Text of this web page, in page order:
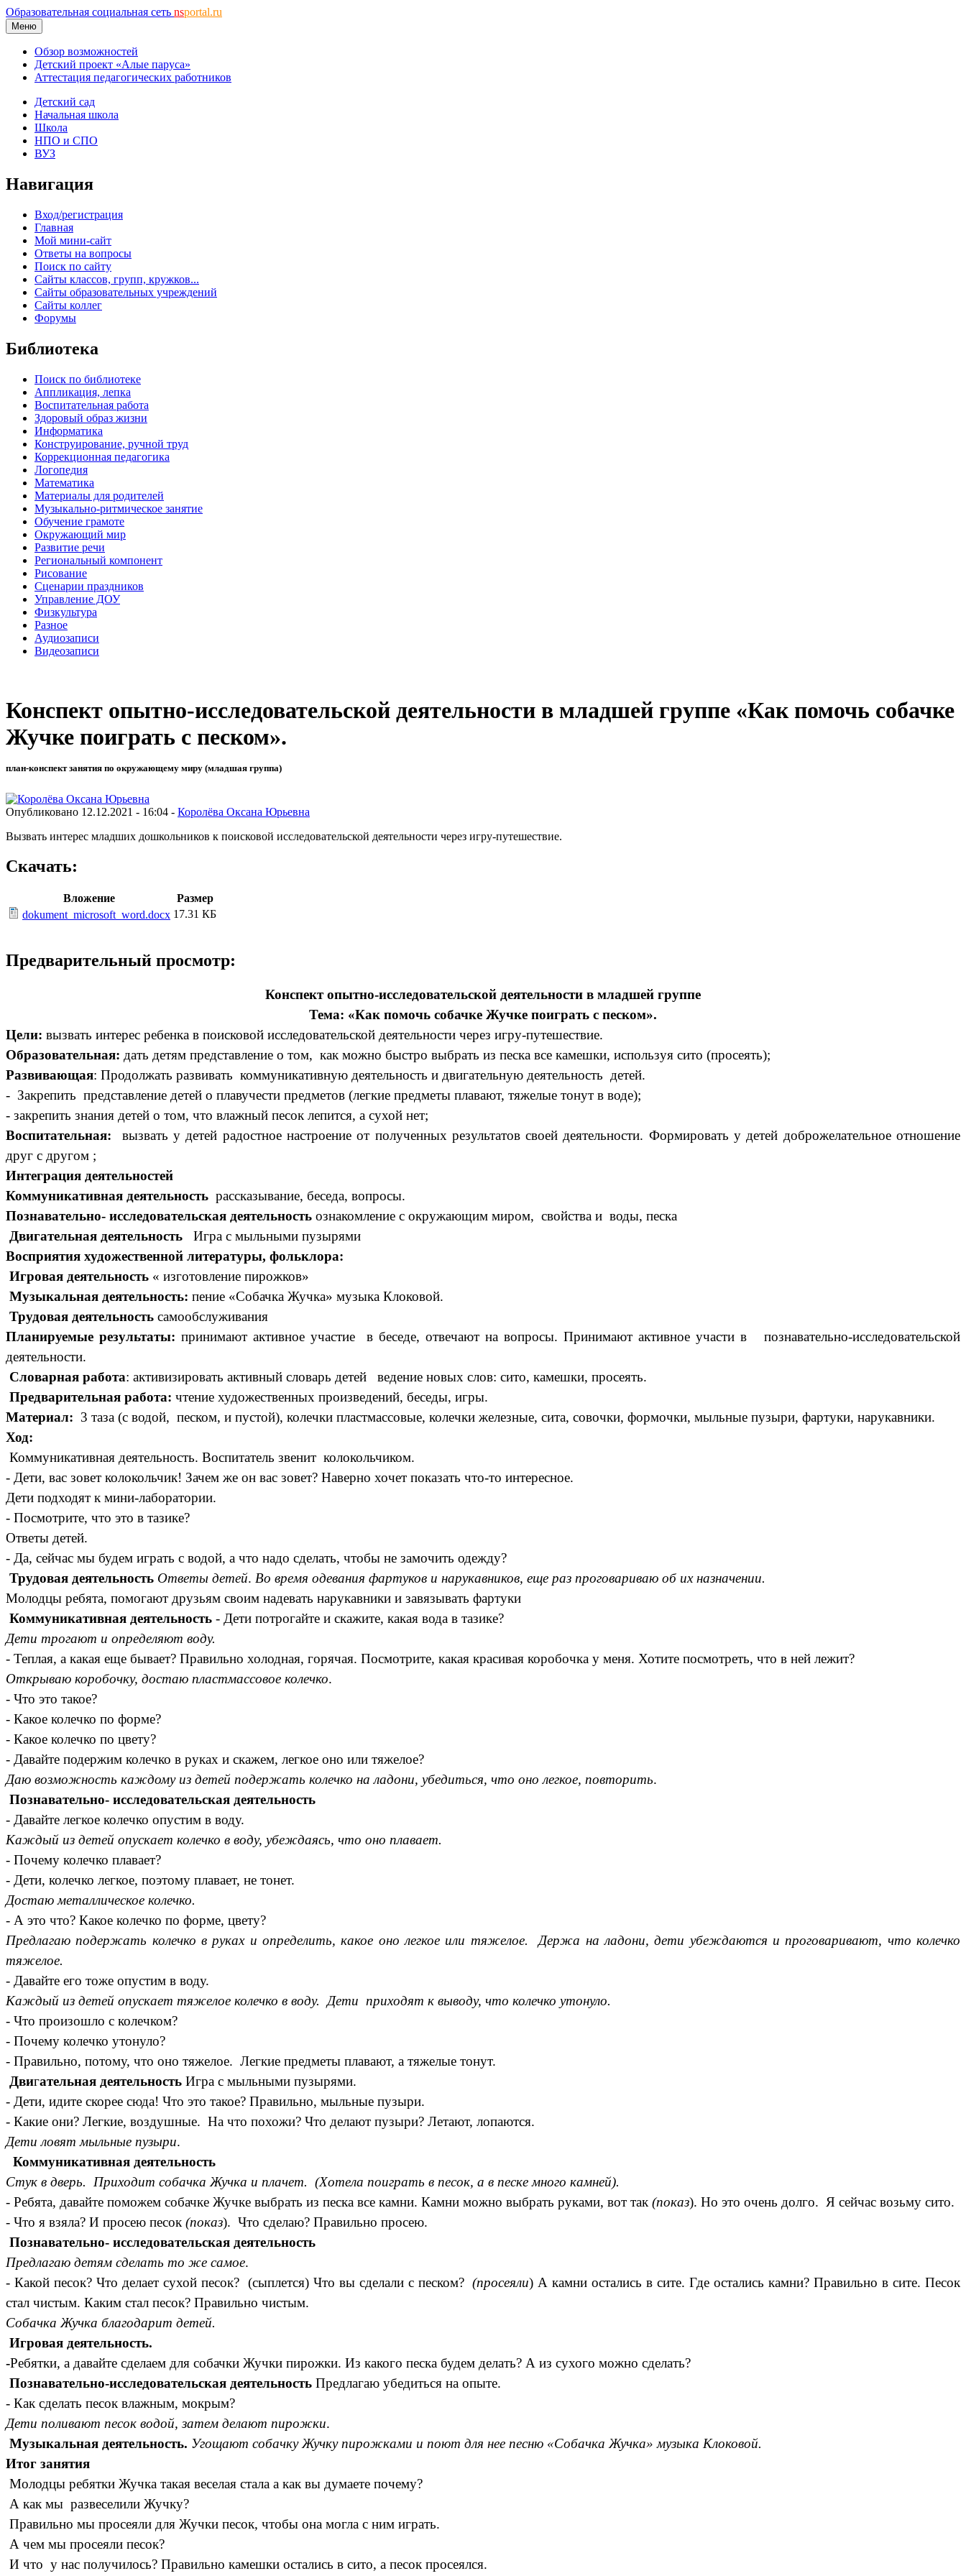
Образовательная социальная сеть nsportal.ru
Меню
Обзор возможностей
Детский проект «Алые паруса»
Аттестация педагогических работников
Детский сад
Начальная школа
Школа
НПО и СПО
ВУЗ
Навигация
Вход/регистрация
Главная
Мой мини-сайт
Ответы на вопросы
Поиск по сайту
Сайты классов, групп, кружков...
Сайты образовательных учреждений
Сайты коллег
Форумы
Библиотека
Поиск по библиотеке
Аппликация, лепка
Воспитательная работа
Здоровый образ жизни
Информатика
Конструирование, ручной труд
Коррекционная педагогика
Логопедия
Математика
Материалы для родителей
Музыкально-ритмическое занятие
Обучение грамоте
Окружающий мир
Развитие речи
Региональный компонент
Рисование
Сценарии праздников
Управление ДОУ
Физкультура
Разное
Аудиозаписи
Видеозаписи
Конспект опытно-исследовательской деятельности в младшей группе «Как помочь собачке
Жучке поиграть с песком».
план-конспект занятия по окружающему миру (младшая группа)
Опубликовано 12.12.2021 - 16:04 - Королёва Оксана Юрьевна
Вызвать интерес младших дошкольников к поисковой исследовательской деятельности через игру-путешествие.
Скачать:
Вложение
Размер
dokument_microsoft_word.docx 17.31 КБ
Предварительный просмотр:
Конспект опытно-исследовательской деятельности в младшей группе
Тема: «Как помочь собачке Жучке поиграть с песком».
Цели: вызвать интерес ребенка в поисковой исследовательской деятельности через игру-путешествие.
Образовательная: дать детям представление о том, как можно быстро выбрать из песка все камешки, используя сито (просеять);
Развивающая: Продолжать развивать коммуникативную деятельность и двигательную деятельность детей.
- Закрепить представление детей о плавучести предметов (легкие предметы плавают, тяжелые тонут в воде);
- закрепить знания детей о том, что влажный песок лепится, а сухой нет;
Воспитательная: вызвать у детей радостное настроение от полученных результатов своей деятельности. Формировать у детей доброжелательное отношение
друг с другом ;
Интеграция деятельностей
Коммуникативная деятельность рассказывание, беседа, вопросы.
Познавательно- исследовательская деятельность ознакомление с окружающим миром, свойства и воды, песка
Двигательная деятельность
Игра с мыльными пузырями
Восприятия художественной литературы, фольклора:
Игровая деятельность « изготовление пирожков»
Музыкальная деятельность: пение «Собачка Жучка» музыка Клоковой.
Трудовая деятельность самообслуживания
Планируемые результаты: принимают активное участие в беседе, отвечают на вопросы. Принимают активное участи в познавательно-исследовательской
деятельности.
Словарная работа: активизировать активный словарь детей ведение новых слов: сито, камешки, просеять.
Предварительная работа: чтение художественных произведений, беседы, игры.
Материал: 3 таза (с водой, песком, и пустой), колечки пластмассовые, колечки железные, сита, совочки, формочки, мыльные пузыри, фартуки, нарукавники.
Ход:
Коммуникативная деятельность. Воспитатель звенит колокольчиком.
- Дети, вас зовет колокольчик! Зачем же он вас зовет? Наверно хочет показать что-то интересное.
Дети подходят к мини-лаборатории.
- Посмотрите, что это в тазике?
Ответы детей.
- Да, сейчас мы будем играть с водой, а что надо сделать, чтобы не замочить одежду?
Трудовая деятельность Ответы детей. Во время одевания фартуков и нарукавников, еще раз проговариваю об их назначении.
Молодцы ребята, помогают друзьям своим надевать нарукавники и завязывать фартуки
Коммуникативная деятельность - Дети потрогайте и скажите, какая вода в тазике?
Дети трогают и определяют воду.
- Теплая, а какая еще бывает? Правильно холодная, горячая. Посмотрите, какая красивая коробочка у меня. Хотите посмотреть, что в ней лежит?
Открываю коробочку, достаю пластмассовое колечко.
- Что это такое?
- Какое колечко по форме?
- Какое колечко по цвету?
- Давайте подержим колечко в руках и скажем, легкое оно или тяжелое?
Даю возможность каждому из детей подержать колечко на ладони, убедиться, что оно легкое, повторить.
Познавательно- исследовательская деятельность
- Давайте легкое колечко опустим в воду.
Каждый из детей опускает колечко в воду, убеждаясь, что оно плавает.
- Почему колечко плавает?
- Дети, колечко легкое, поэтому плавает, не тонет.
Достаю металлическое колечко.
- А это что? Какое колечко по форме, цвету?
Предлагаю подержать колечко в руках и определить, какое оно легкое или тяжелое. Держа на ладони, дети убеждаются и проговаривают, что колечко
тяжелое.
- Давайте его тоже опустим в воду.
Каждый из детей опускает тяжелое колечко в воду. Дети приходят к выводу, что колечко утонуло.
- Что произошло с колечком?
- Почему колечко утонуло?
- Правильно, потому, что оно тяжелое. Легкие предметы плавают, а тяжелые тонут.
Двигательная деятельность Игра с мыльными пузырями.
- Дети, идите скорее сюда! Что это такое? Правильно, мыльные пузыри.
- Какие они? Легкие, воздушные. На что похожи? Что делают пузыри? Летают, лопаются.
Дети ловят мыльные пузыри.
Коммуникативная деятельность
Стук в дверь.
Приходит собачка Жучка и плачет. (Хотела поиграть в песок, а в песке много камней).
- Ребята, давайте поможем собачке Жучке выбрать из песка все камни. Камни можно выбрать руками, вот так (показ). Но это очень долго. Я сейчас возьму сито.
- Что я взяла? И просею песок (показ). Что сделаю? Правильно просею.
Познавательно- исследовательская деятельность
Предлагаю детям сделать то же самое.
- Какой песок? Что делает сухой песок? (сыплется) Что вы сделали с песком?(просеяли) А камни остались в сите. Где остались камни? Правильно в сите. Песок
стал чистым. Каким стал песок? Правильно чистым.
Собачка Жучка благодарит детей.
Игровая деятельность.
-Ребятки, а давайте сделаем для собачки Жучки пирожки. Из какого песка будем делать? А из сухого можно сделать?
Познавательно-исследовательская деятельность Предлагаю убедиться на опыте.
- Как сделать песок влажным, мокрым?
Дети поливают песок водой, затем делают пирожки.
Музыкальная деятельность. Угощают собачку Жучку пирожками и поют для нее песню «Собачка Жучка» музыка Клоковой.
Итог занятия
Молодцы ребятки Жучка такая веселая стала а как вы думаете почему?
А как мы развеселили Жучку?
Правильно мы просеяли для Жучки песок, чтобы она могла с ним играть.
А чем мы просеяли песок?
И что у нас получилось? Правильно камешки остались в сито, а песок просеялся.